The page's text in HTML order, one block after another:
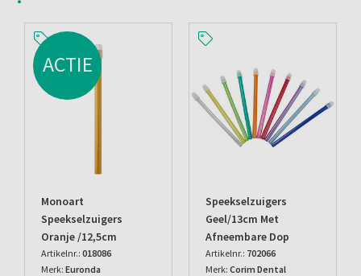
ACTIE
Monoart
Speekselzuigers
Oranje /12,5cm
Artikelnr.: 018086
Merk: Euronda
Speekselzuigers
Geel/13cm Met
Afneembare Dop
Artikelnr.: 702066
Merk: Corim Dental